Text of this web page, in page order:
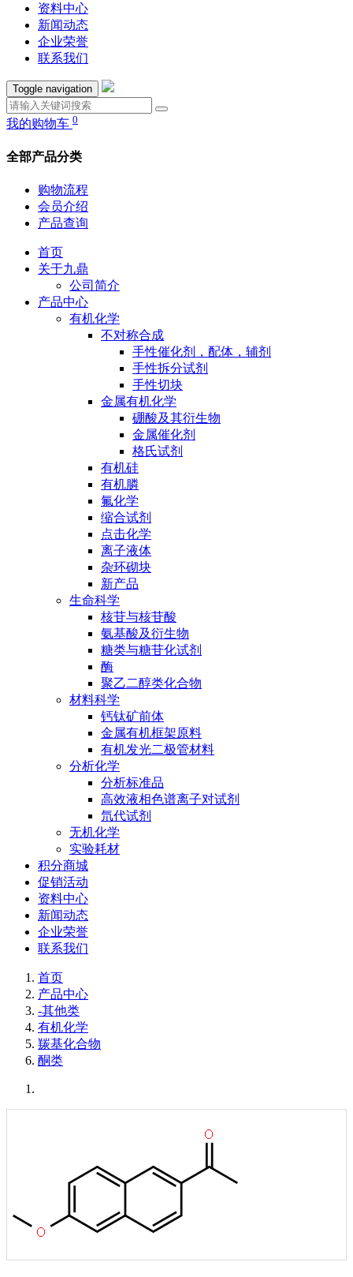
资料中心
新闻动态
企业荣誉
联系我们
Toggle navigation
我的购物车 0
全部产品分类
购物流程
会员介绍
产品查询
首页
关于九鼎
公司简介
产品中心
有机化学
不对称合成
手性催化剂，配体，辅剂
手性拆分试剂
手性切块
金属有机化学
硼酸及其衍生物
金属催化剂
格氏试剂
有机硅
有机膦
氟化学
缩合试剂
点击化学
离子液体
杂环砌块
新产品
生命科学
核苷与核苷酸
氨基酸及衍生物
糖类与糖苷化试剂
酶
聚乙二醇类化合物
材料科学
钙钛矿前体
金属有机框架原料
有机发光二极管材料
分析化学
分析标准品
高效液相色谱离子对试剂
氘代试剂
无机化学
实验耗材
积分商城
促销活动
资料中心
新闻动态
企业荣誉
联系我们
首页
产品中心
-其他类
有机化学
羰基化合物
酮类